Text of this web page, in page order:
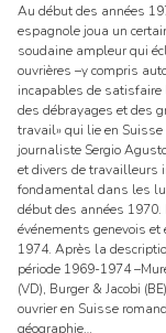
Au début des années
espagnole joua un
soudaine ampleur qui
ouvrières –y compris
incapables de satisfaire
des débrayages et des
travail» qui lie en
journaliste Sergio
et divers de travailleurs
fondamental dans les
début des années
événements genevois
1974. Après la
période 1969-1974
(VD), Burger & Jacobi
ouvrier en Suisse
géographie…